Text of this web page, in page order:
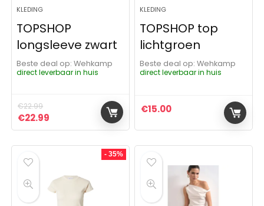
KLEDING
TOPSHOP
longsleeve zwart
Beste deal op:
Wehkamp
direct leverbaar in huis
€22.99
Oorspronkelijke prijs was: €22.99.
€22.99 Huidige prijs is: €22.99.
KLEDING
TOPSHOP top
lichtgroen
Beste deal op:
Wehkamp
direct leverbaar in huis
€15.00
- 35%